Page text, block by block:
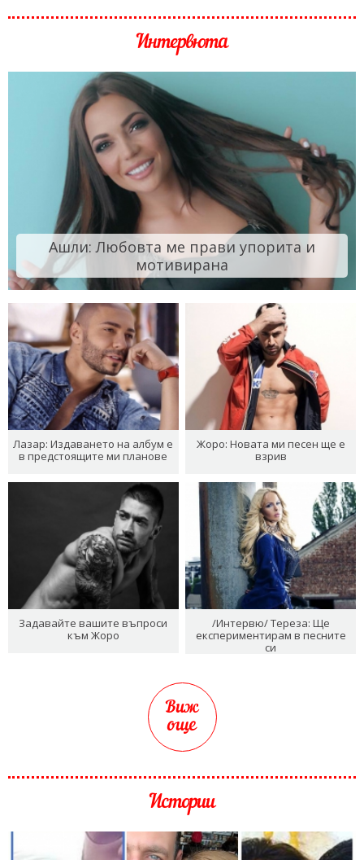
Интервюта
Ашли: Любовта ме прави упорита и
мотивирана
Лазар: Издаването на албум е
в предстоящите ми планове
Жоро: Новата ми песен ще е
взрив
Задавайте вашите въпроси
към Жоро
/Интервю/ Тереза: Ще
експериментирам в песните
си
Виж
още
Истории